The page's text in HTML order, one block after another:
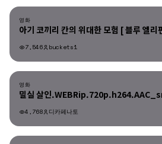
영화
아기 코끼리 칸의 위대한 모험 [ 블루 엘
7,546 buckets1
영화
영화
밀실 살인
4,768 디카페나토
영화